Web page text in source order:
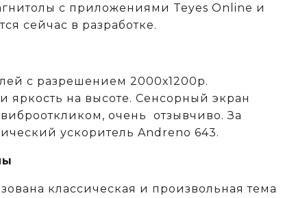
с приложениями Teyes Online и
сейчас в разработке.
с разрешением 2000х1200р.
яркость на высоте. Сенсорный экран
очень отзывчиво. За
ускоритель Andreno 643.
классическая и произвольная тема